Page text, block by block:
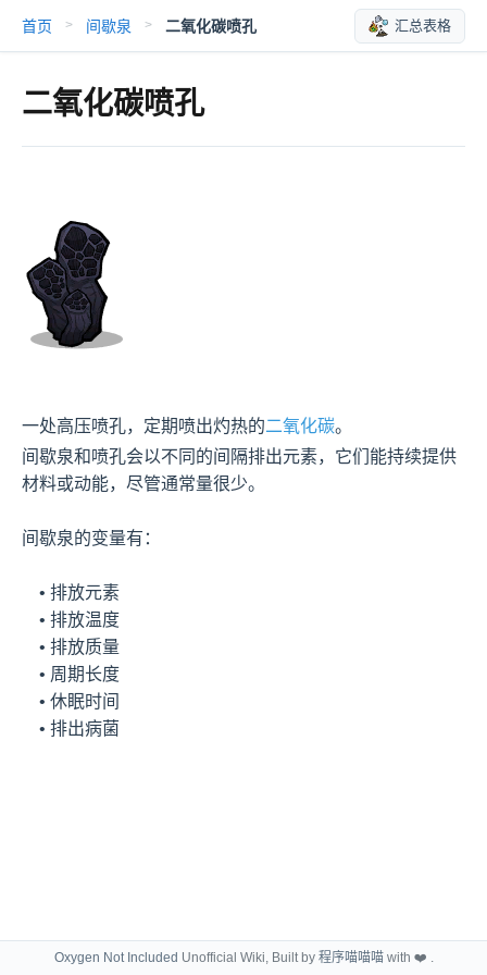
首页 > 间歇泉 > 二氧化碳喷孔 汇总表格
二氧化碳喷孔
一处高压喷孔，定期喷出灼热的二氧化碳。
间歇泉和喷孔会以不同的间隔排出元素，它们能持续提供
材料或动能，尽管通常量很少。
间歇泉的变量有：
    • 排出病菌
Oxygen Not Included Unofficial Wiki, Built by 程序喵喵喵with ❤️ .